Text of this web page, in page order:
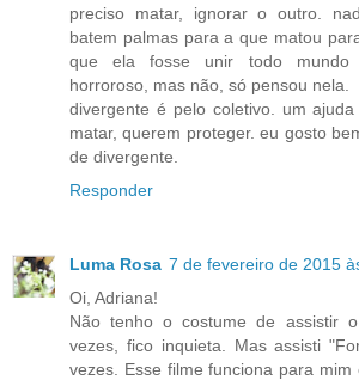
preciso matar, ignorar o outro.
batem palmas para a que matou
que ela fosse unir todo mundo
horroroso, mas não, só pensou nela.
divergente é pelo coletivo. um
matar, querem proteger. eu gosto
de divergente.
Responder
Luma Rosa 7 de fevereiro de 2015
Oi, Adriana!
Não tenho o costume de assistir
vezes, fico inquieta. Mas assisti
vezes. Esse filme funciona para